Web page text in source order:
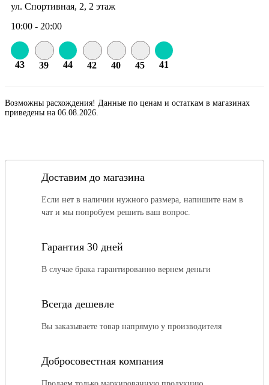
ул. Спортивная, 2, 2 этаж
10:00 - 20:00
43 39 44 42 40 45 41
Возможны расхождения! Данные по ценам и остаткам в магазинах
приведены на 06.08.2026.
Доставим до магазина
Если нет в наличии нужного размера, напишите нам в
чат и мы попробуем решить ваш вопрос.
Гарантия 30 дней
В случае брака гарантированно вернем деньги
Всегда дешевле
Вы заказываете товар напрямую у производителя
Добросовестная компания